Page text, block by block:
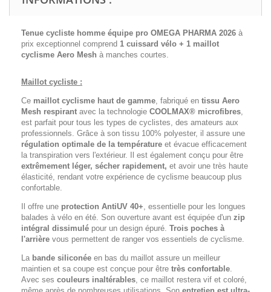
Tenue cycliste homme équipe pro OMEGA PHARMA 2026 à
prix exceptionnel comprend 1 cuissard vélo + 1 maillot
cyclisme Aero Mesh à manches courtes.
Maillot cycliste :
Ce maillot cyclisme haut de gamme, fabriqué en tissu Aero
Mesh respirant avec la technologie COOLMAX® microfibres,
est parfait pour tous les types de cyclistes, des amateurs aux
professionnels. Grâce à son tissu 100% polyester, il assure une
régulation optimale de la température et évacue efficacement
la transpiration vers l'extérieur. Il est également conçu pour être
extrêmement léger, sécher rapidement, et avoir une très haute
élasticité, rendant votre expérience de cyclisme beaucoup plus
confortable.
Il offre une protection AntiUV 40+, essentielle pour les longues
balades à vélo en été. Son ouverture avant est équipée d'un zip
intégral dissimulé pour un design épuré. Trois poches à
l'arrière vous permettent de ranger vos essentiels de cyclisme.
La bande siliconée en bas du maillot assure un meilleur
maintien et sa coupe est conçue pour être très confortable.
Avec ses couleurs inaltérables, ce maillot restera vif et coloré,